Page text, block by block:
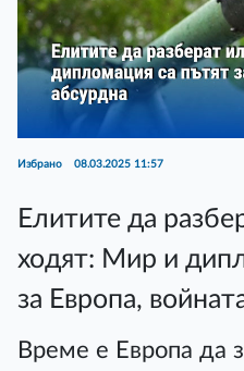
Избрано 08.03.2025 11:57
Елитите да
ходят: Мир и
за Европа,
Време е Европа да